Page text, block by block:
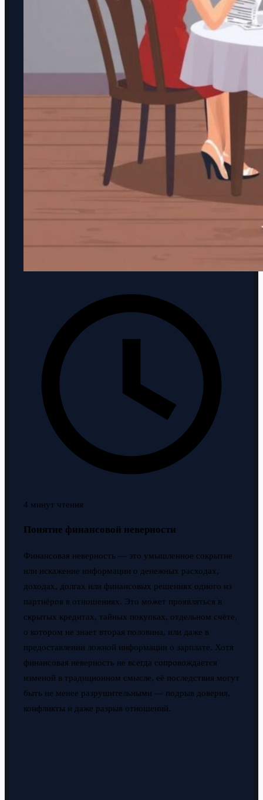
4 минут чтения
Понятие финансовой неверности
Финансовая неверность — это умышленное сокрытие
или искажение информации о денежных расходах,
доходах, долгах или финансовых решениях одного из
партнёров в отношениях. Это может проявляться в
скрытых кредитах, тайных покупках, отдельном счёте,
о котором не знает вторая половина, или даже в
предоставлении ложной информации о зарплате. Хотя
финансовая неверность не всегда сопровождается
изменой в традиционном смысле, её последствия могут
быть не менее разрушительными — подрыв доверия,
конфликты и даже разрыв отношений.